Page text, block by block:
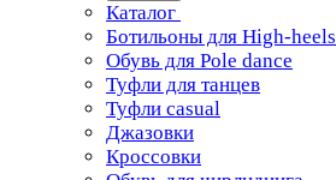
Каталог
Ботильоны для High-heels
Обувь для Pole dance
Туфли для танцев
Туфли casual
Джазовки
Кроссовки